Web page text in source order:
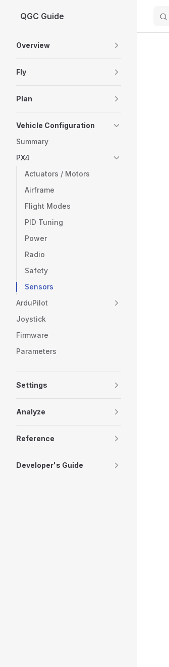
Skip to content
QGC Guide
Overview
Fly
Plan
Vehicle Configuration
Summary
PX4
Actuators / Motors
Airframe
Flight Modes
PID Tuning
Power
Radio
Safety
Sensors
ArduPilot
Joystick
Firmware
Parameters
Settings
Analyze
Reference
Developer's Guide